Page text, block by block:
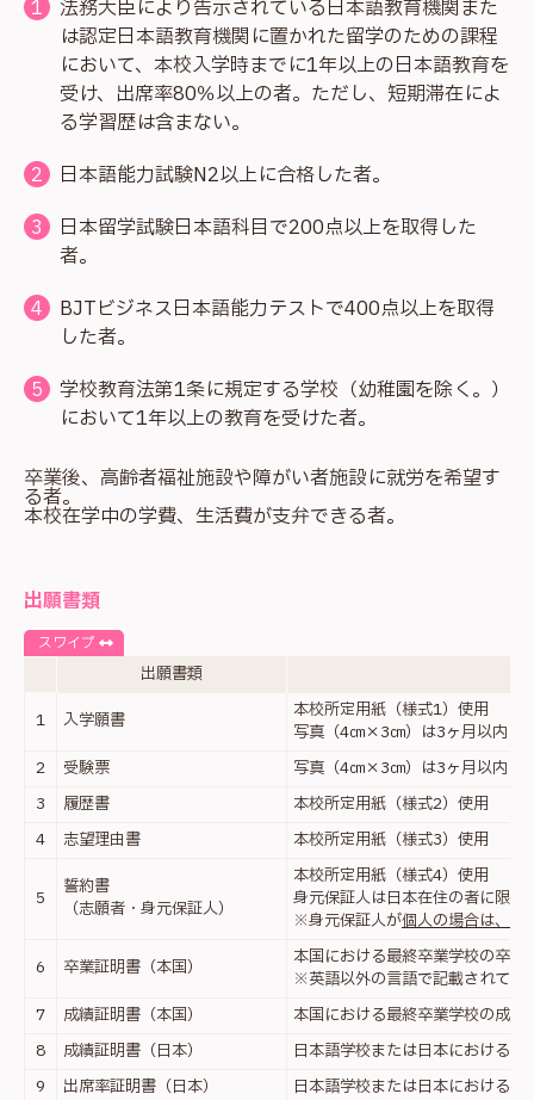
法務大臣により告示されている日本語教育機関また
は認定日本語教育機関に置かれた留学のための課程
において、本校入学時までに1年以上の日本語教育を
受け、出席率80％以上の者。ただし、短期滞在によ
る学習歴は含まない。
日本語能力試験N2以上に合格した者。
日本留学試験日本語科目で200点以上を取得した
者。
BJTビジネス日本語能力テストで400点以上を取得
した者。
学校教育法第1条に規定する学校（幼稚園を除く。）
において1年以上の教育を受けた者。
卒業後、高齢者福祉施設や障がい者施設に就労を希望す
る者。
本校在学中の学費、生活費が支弁できる者。
出願書類
スワイプ
出願書類
1
入学願書
本校所定用紙（様式1）使用
写真（4㎝×3㎝）は3ヶ月以内に
2
受験票
写真（4㎝×3㎝）は3ヶ月以内に
3
履歴書
本校所定用紙（様式2）使用
4
志望理由書 本校所定用紙（様式3）使用
5
誓約書
（志願者・身元保証人）
本校所定用紙（様式4）使用
身元保証人は日本在住の者に限る
※身元保証人が個人の場合は、在
6
卒業証明書（本国）
本国における最終卒業学校の卒
※英語以外の言語で記載されてい
7
成績証明書（本国）
本国における最終卒業学校の成
8
成績証明書（日本）
日本語学校または日本における
9
出席率証明書（日本）
日本語学校または日本における